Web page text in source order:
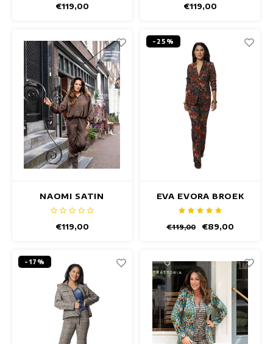
€119,00
€119,00
NAOMI SATIN
BROWN BROEK
€119,00
-25%
EVA EVORA BROEK
€119,00 €89,00
-17%